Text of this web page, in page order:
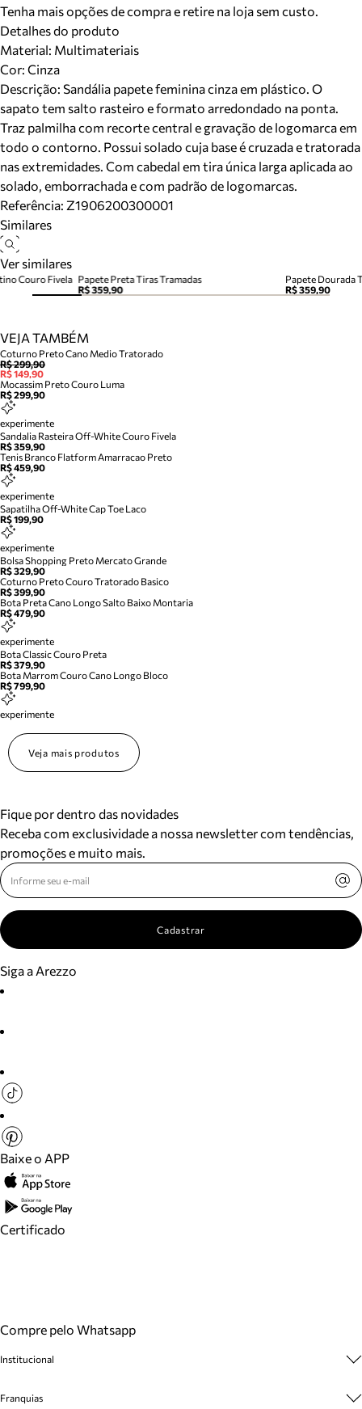
Tenha mais opções de compra e retire na loja sem custo.
Detalhes do produto
Material: Multimateriais
Cor: Cinza
Descrição: Sandália papete feminina cinza em plástico. O
sapato tem salto rasteiro e formato arredondado na ponta.
Traz palmilha com recorte central e gravação de logomarca em
todo o contorno. Possui solado cuja base é cruzada e tratorada
nas extremidades. Com cabedal em tira única larga aplicada ao
solado, emborrachada e com padrão de logomarcas.
Referência: Z1906200300001
Similares
Ver similares
Papete Preta Tiras Tramadas
R$ 359,90
Papete Dourada
R$ 359,90
Couro Fivela
VEJA TAMBÉM
Coturno Preto Cano Medio Tratorado
R$ 299,90
R$ 149,90
Mocassim Preto Couro Luma
R$ 299,90
experimente
Sandalia Rasteira Off-White Couro Fivela
R$ 359,90
Tenis Branco Flatform Amarracao Preto
R$ 459,90
experimente
Sapatilha Off-White Cap Toe Laco
R$ 199,90
experimente
Bolsa Shopping Preto Mercato Grande
R$ 329,90
Coturno Preto Couro Tratorado Basico
R$ 399,90
Bota Preta Cano Longo Salto Baixo Montaria
R$ 479,90
experimente
Bota Classic Couro Preta
R$ 379,90
Bota Marrom Couro Cano Longo Bloco
R$ 799,90
experimente
Veja mais produtos
Fique por dentro das novidades
Receba com exclusividade a nossa newsletter com tendências,
promoções e muito mais.
Cadastrar
Siga a Arezzo
Baixe o APP
Certificado
Compre pelo Whatsapp
Institucional
Franquias